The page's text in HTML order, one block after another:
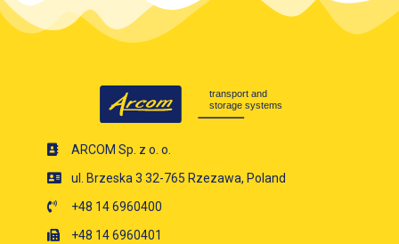
ARCOM Sp. z o. o.
ul. Brzeska 3 32-765 Rzezawa, Poland
+48 14 6960400
+48 14 6960401